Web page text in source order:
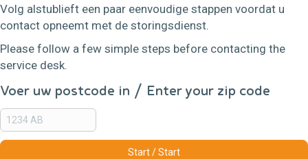
Volg alstublieft een paar eenvoudige stappen voordat u
contact opneemt met de storingsdienst.
Please follow a few simple steps before contacting the
service desk.
Voer uw postcode in / Enter your zip code
Start / Start